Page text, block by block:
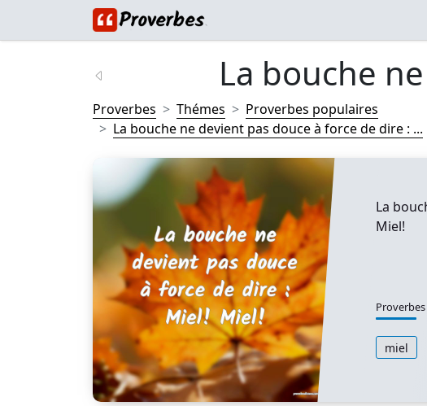
La bouche
Proverbes Thémes
Proverbes populaires
La bouche ne devient pas douce à force de dire : ...
La
Miel!
miel